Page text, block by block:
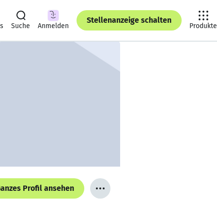
Suche Anmelden
Stellenanzeige schalten
Produkte
Profil ansehen